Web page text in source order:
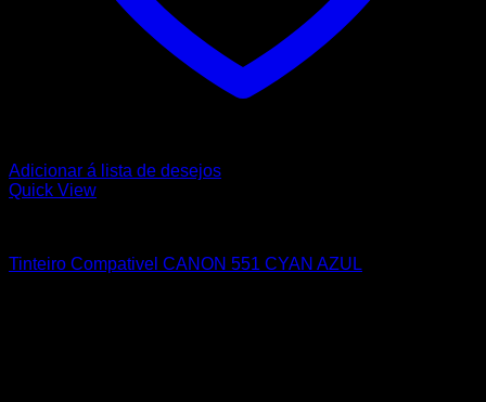
Adicionar á lista de desejos
Quick View
Tinteiro Compativel CANON 551 CYAN AZUL